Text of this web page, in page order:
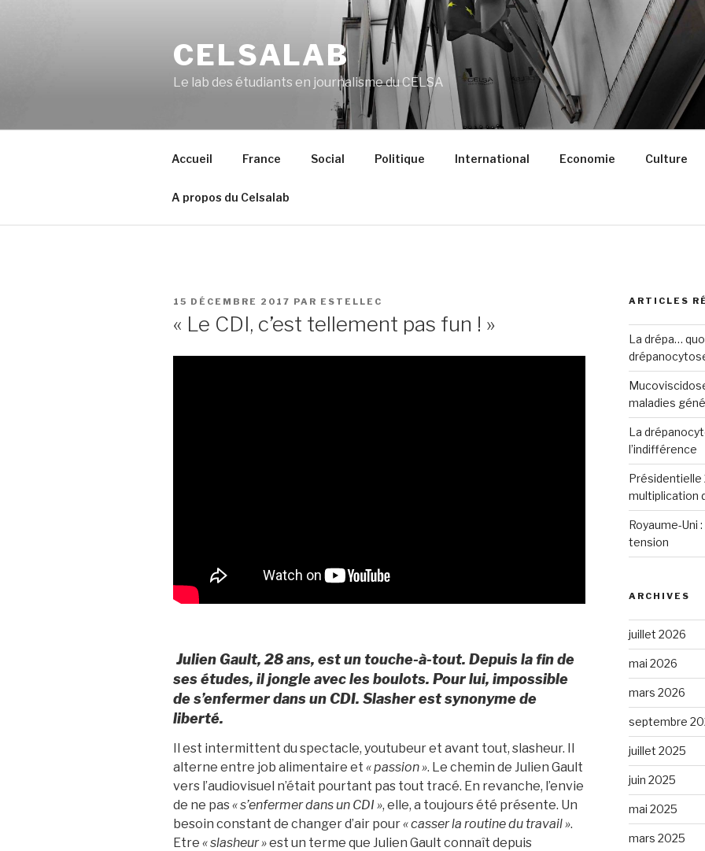
CELSALAB
Le lab des étudiants en journalisme du CELSA
Accueil France Social Politique International Economie Culture
A propos du Celsalab
PUBLIÉ
15 DÉCEMBRE 2017 PAR ESTELLEC
« Le CDI, c’est tellement pas fun ! »
Julien Gault, 28 ans, est un touche-à-tout. Depuis la fin de
ses études, il jongle avec les boulots. Pour lui, impossible
de s’enfermer dans un CDI. Slasher est synonyme de
liberté.
Il est intermittent du spectacle, youtubeur et avant tout, slasheur. Il
alterne entre job alimentaire et « passion ». Le chemin de Julien Gault
vers l’audiovisuel n’était pourtant pas tout tracé. En revanche, l’envie
de ne pas« s’enfermer dans un CDI », elle, a toujours été présente. Un
besoin constant de changer d’air pour« casser la routine du travail ».
Etre « slasheur »est un terme que Julien Gault connaît depuis
ARTICLES
La drépa…
maladies
La
l’indifférence
Présidentielle
multiplication
Royaume-Uni
tension
ARCHIVES
juillet 2026
mai 2026
mars 2026
septembre
juillet 2025
juin 2025
mai 2025
mars 2025